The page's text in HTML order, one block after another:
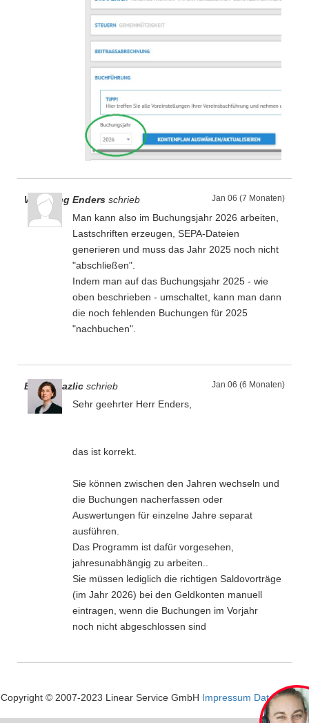
Jan 06 (7 Monaten)
Wolfgang Enders schrieb
Man kann also im Buchungsjahr 2026 arbeiten,
Lastschriften erzeugen, SEPA-Dateien
generieren und muss das Jahr 2025 noch nicht
"abschließen".
Indem man auf das Buchungsjahr 2025 - wie
oben beschrieben - umschaltet, kann man dann
die noch fehlenden Buchungen für 2025
"nachbuchen".
Jan 06 (6 Monaten)
Emina Fazlic schrieb
Sehr geehrter Herr Enders,
das ist korrekt.
Sie können zwischen den Jahren wechseln und
die Buchungen nacherfassen oder
Auswertungen für einzelne Jahre separat
ausführen.
Das Programm ist dafür vorgesehen,
jahresunabhängig zu arbeiten..
Sie müssen lediglich die richtigen Saldovorträge
(im Jahr 2026) bei den Geldkonten manuell
eintragen, wenn die Buchungen im Vorjahr
noch nicht abgeschlossen sind
Copyright © 2007-2023 Linear Service GmbH Impressum Datenschutz